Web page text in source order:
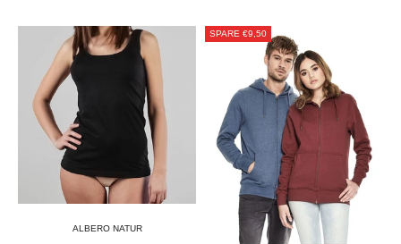
ALBERO NATUR
SPARE €9,50